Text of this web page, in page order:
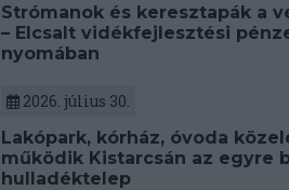
Strómanok és keresztapák a
– Elcsalt vidékfejlesztési
nyomában
2026. július 30.
Lakópark, kórház, óvoda
működik Kistarcsán az egyre
hulladéktelep